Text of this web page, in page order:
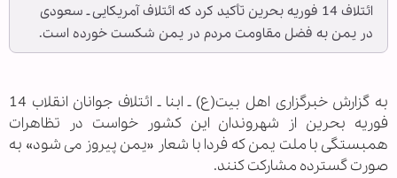
ائتلاف 14 فوریه بحرین تأکید کرد که ائتلاف آمریکایی ـ سعودی
در یمن به فضل مقاومت مردم در یمن شکست خورده است.
به گزارش خبرگزاری اهل بیت(ع) ـ ابنا ـ ائتلاف جوانان انقلاب 14
فوریه بحرین از شهروندان این کشور خواست در تظاهرات
همبستگی با ملت یمن که فردا با شعار «یمن پیروز می شود» به
صورت گسترده مشارکت کنند.